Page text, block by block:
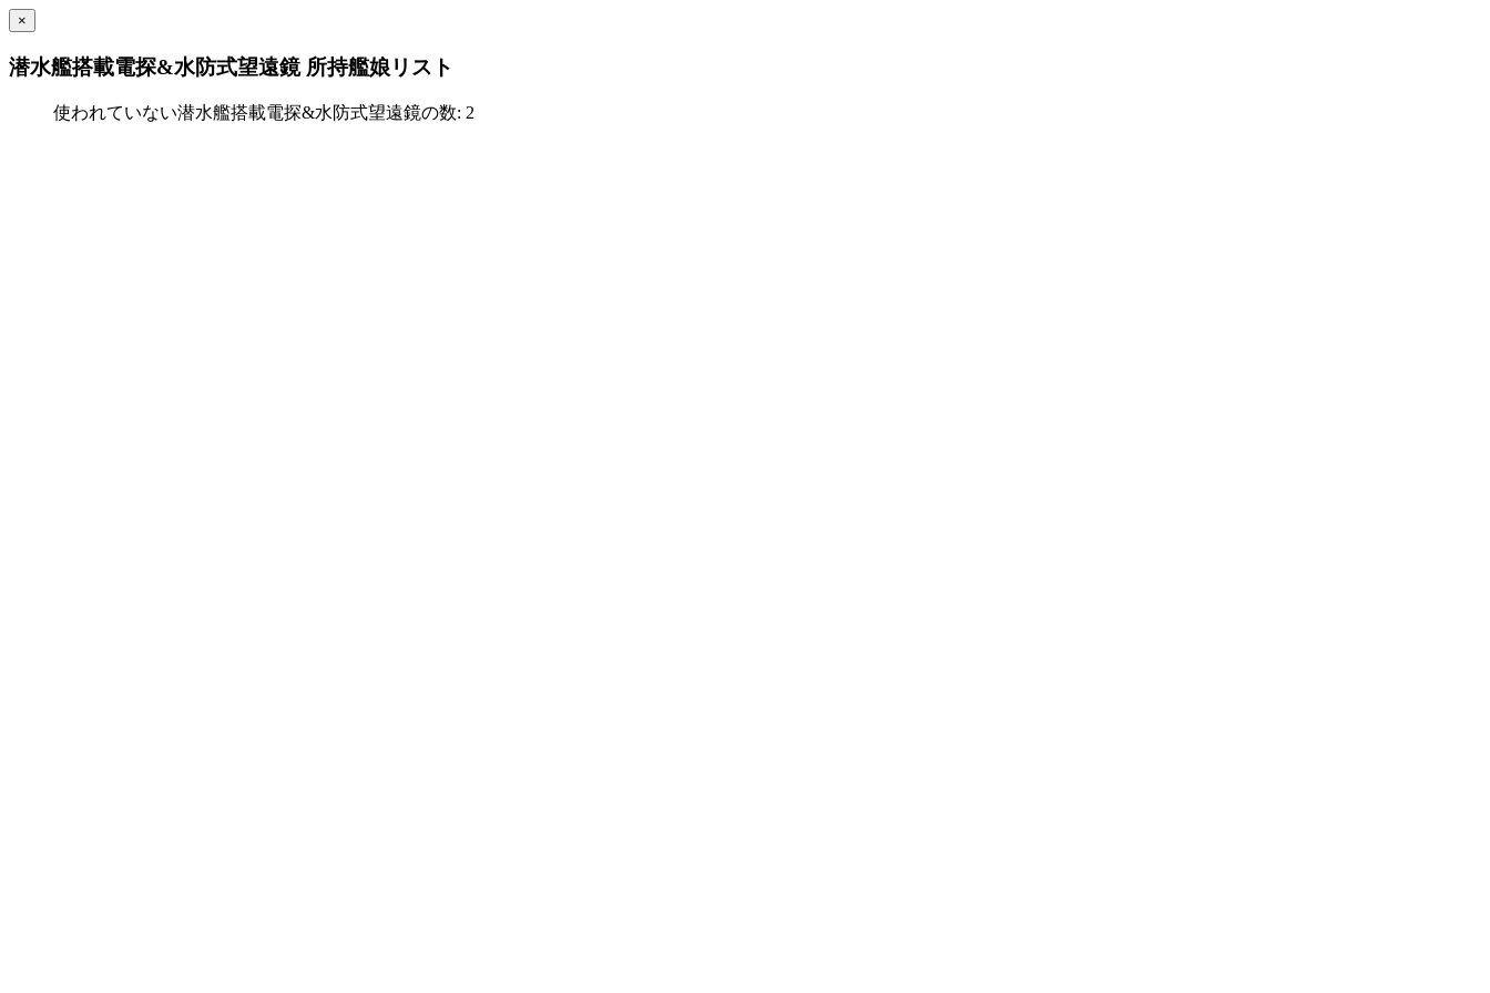
×
潜水艦搭載電探&水防式望遠鏡 所持艦娘リスト
使われていない潜水艦搭載電探&水防式望遠鏡の数: 2